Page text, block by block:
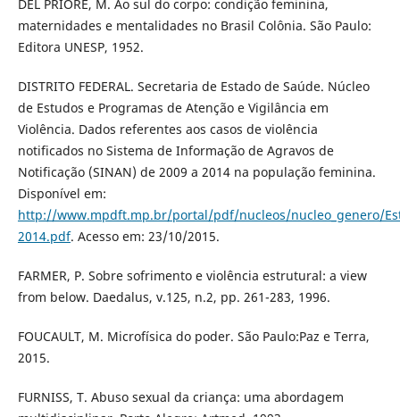
DEL PRIORE, M. Ao sul do corpo: condição feminina,
maternidades e mentalidades no Brasil Colônia. São Paulo:
Editora UNESP, 1952.
DISTRITO FEDERAL. Secretaria de Estado de Saúde. Núcleo
de Estudos e Programas de Atenção e Vigilância em
Violência. Dados referentes aos casos de violência
notificados no Sistema de Informação de Agravos de
Notificação (SINAN) de 2009 a 2014 na população feminina.
Disponível em:
http://www.mpdft.mp.br/portal/pdf/nucleos/nucleo_genero/
2014.pdf. Acesso em: 23/10/2015.
FARMER, P. Sobre sofrimento e violência estrutural: a view
from below. Daedalus, v.125, n.2, pp. 261-283, 1996.
FOUCAULT, M. Microfísica do poder. São Paulo:Paz e Terra,
2015.
FURNISS, T. Abuso sexual da criança: uma abordagem